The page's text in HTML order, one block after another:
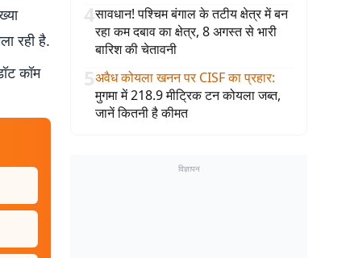
रही है.
कॉम
4सावधान! पश्चिम बंगाल के तटीय क्षेत्र में बन
रहा कम दबाव का क्षेत्र, 8 अगस्त से भारी
बारिश की चेतावनी
5अवैध कोयला खनन पर CISF का प्रहार:
मुगमा में 218.9 मीट्रिक टन कोयला जब्त,
जानें कितनी है कीमत
विज्ञापन